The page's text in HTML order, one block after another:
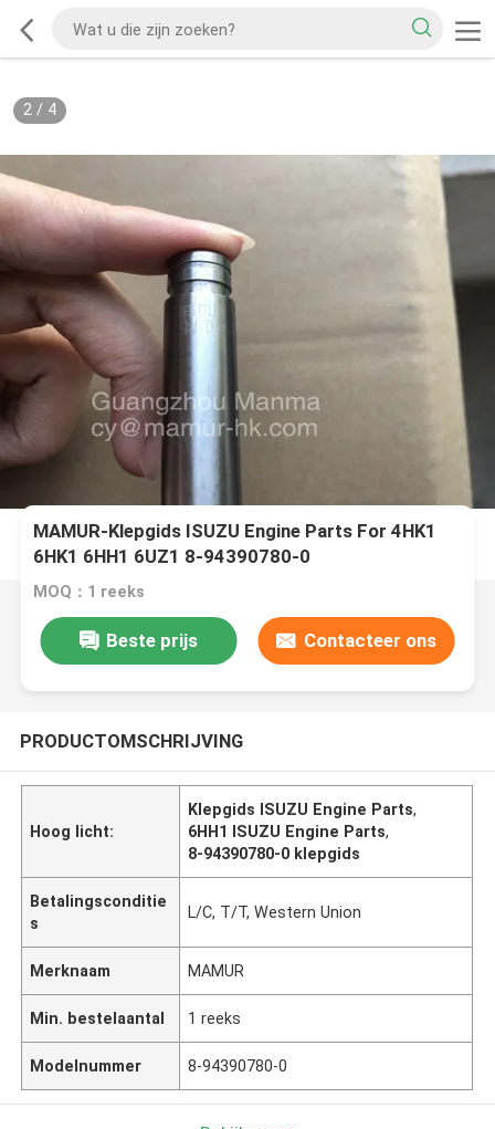
2/ 4
MAMUR-Klepgids ISUZU Engine Parts For 4HK1
6HK1 6HH1 6UZ1 8-94390780-0
MOQ：1 reeks
Beste prijs Contacteer ons
PRODUCTOMSCHRIJVING
Hoog licht:
Klepgids ISUZU Engine Parts,
6HH1 ISUZU Engine Parts,
8-94390780-0 klepgids
Betalingsconditie
s
L/C, T/T, Western Union
Merknaam MAMUR
Min. bestelaantal 1 reeks
Modelnummer 8-94390780-0